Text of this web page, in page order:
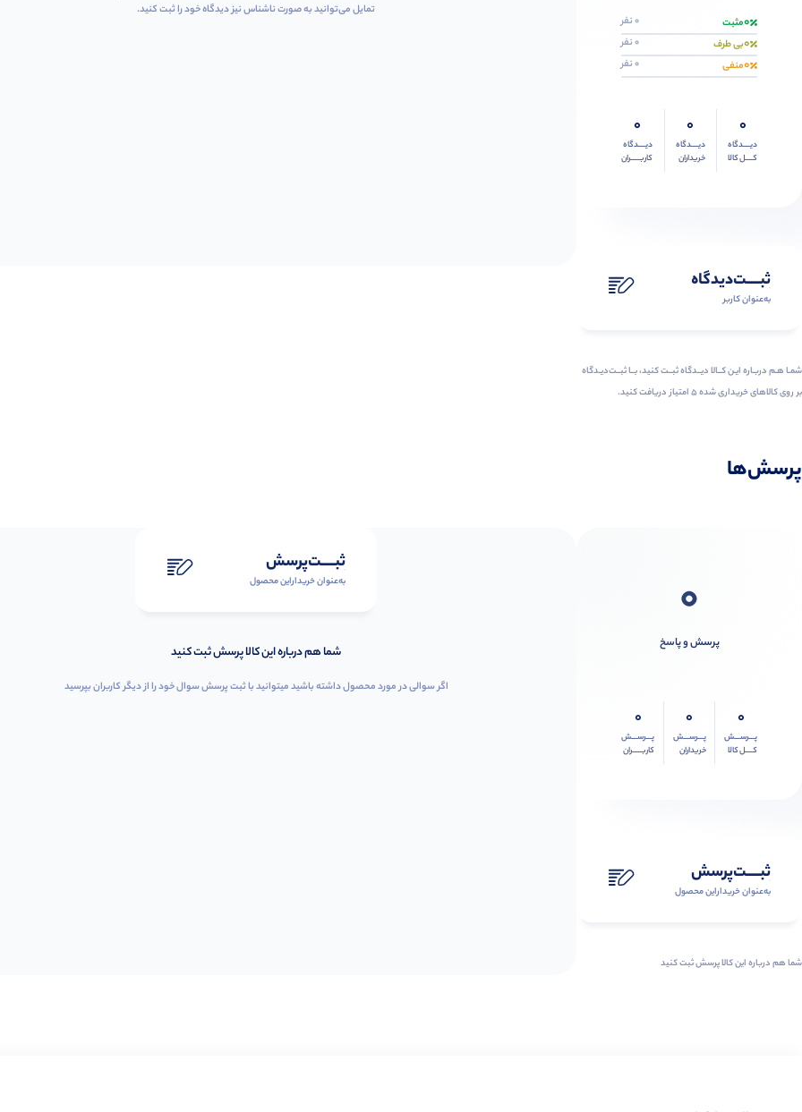
0مثبت 0 نفر
0بی طرف 0 نفر
0منفی 0 نفر
0
دیــــدگاه
کــــل کالا
0
دیــــدگاه
خریداران
0
دیــــدگاه
کاربـــــران
ثبـــــت‌دیدگاه
به‌عنوان کاربر
شمـا هـم دربـاره ایـن کــالا دیــدگاه ثبــت کنید، بــا ثبــت‌دیـدگاه
بر روی کالاهای خریداری شده ۵ امتیاز دریافت کنید.
تمایل می‌توانید به صورت ناشناس نیز دیدگاه خود را ثبت کنید.
پرسش‌ها
0
پرسش و پاسخ
0
پـــرســـش
کــــل کالا
0
پـــرســـش
خریداران
0
پـــرســـش
کاربـــــران
ثبـــــت‌پرسش
به‌عنوان ‌خریدار‌این‌ محصول
شما هم درباره این کالا پرسش ثبت کنید
ثبـــــت‌پرسش
به‌عنوان ‌خریدار‌این‌ محصول
شما هم درباره این کالا پرسش ثبت کنید
اگر سوالی در مورد محصول داشته باشید میتوانید با ثبت پرسش سوال خود را از دیگر کاربران بپرسید